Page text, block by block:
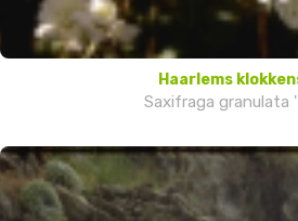
Haarlems
Saxifraga granulata